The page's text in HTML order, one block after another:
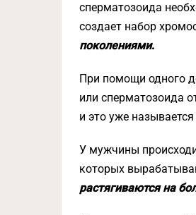
сперматозоида
создает набор
поколениями.
При помощи одного
или сперматозоида
и это уже
У мужчины
которых
растягиваются на